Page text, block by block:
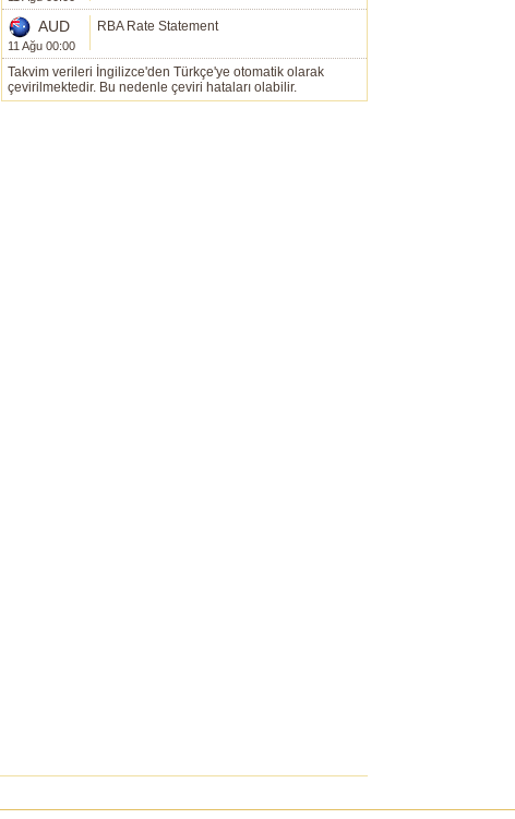
AUD
11 Ağu 00:00
RBA Rate Statement
Takvim verileri İngilizce'den Türkçe'ye otomatik olarak
çevirilmektedir. Bu nedenle çeviri hataları olabilir.